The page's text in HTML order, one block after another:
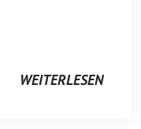
WEITERLESEN